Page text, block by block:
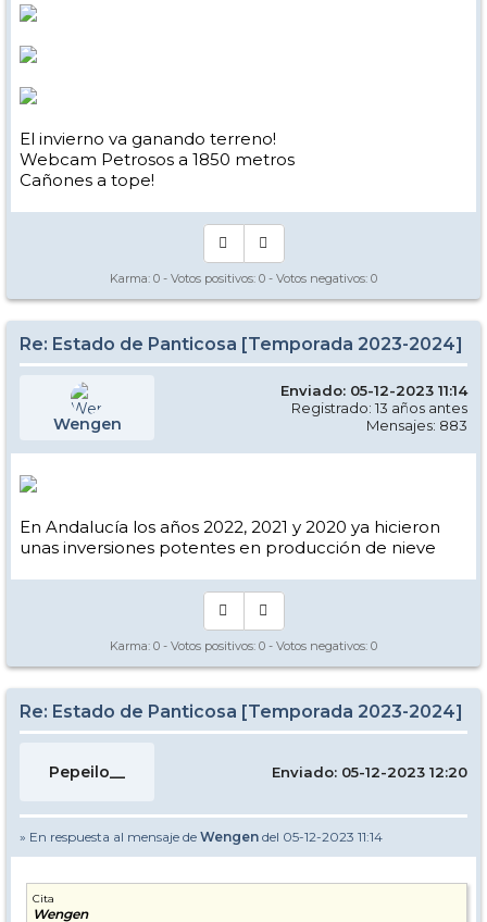
El invierno va ganando terreno!
Webcam Petrosos a 1850 metros
Cañones a tope!
Karma: 0 - Votos positivos: 0 - Votos negativos: 0
Re: Estado de Panticosa [Temporada 2023-2024]
Wengen
Enviado: 05-12-2023 11:14
Registrado: 13 años antes
Mensajes: 883
En Andalucía los años 2022, 2021 y 2020 ya hicieron
unas inversiones potentes en producción de nieve
Karma: 0 - Votos positivos: 0 - Votos negativos: 0
Re: Estado de Panticosa [Temporada 2023-2024]
Pepeilo__ Enviado: 05-12-2023 12:20
» En respuesta al mensaje de Wengen del 05-12-2023 11:14
Cita
Wengen